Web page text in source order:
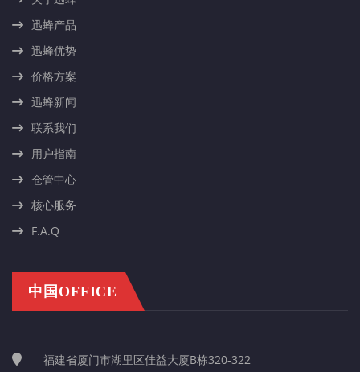
迅蜂产品
迅蜂优势
价格方案
迅蜂新闻
联系我们
用户指南
仓管中心
核心服务
F.A.Q
中国OFFICE
福建省厦门市湖里区佳益大厦B栋320-322